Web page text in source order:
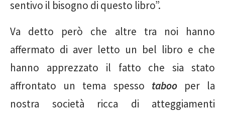
sentivo il bisogno di questo libro”.
Va detto però che altre tra noi hanno
affermato di aver letto un bel libro e che
hanno apprezzato il fatto che sia stato
affrontato un tema spesso taboo per la
nostra società ricca di atteggiamenti